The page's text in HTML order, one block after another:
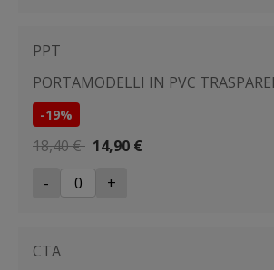
PPT
PORTAMODELLI IN PVC
-19%
18,40 € 14,90 €
-
+
CTA